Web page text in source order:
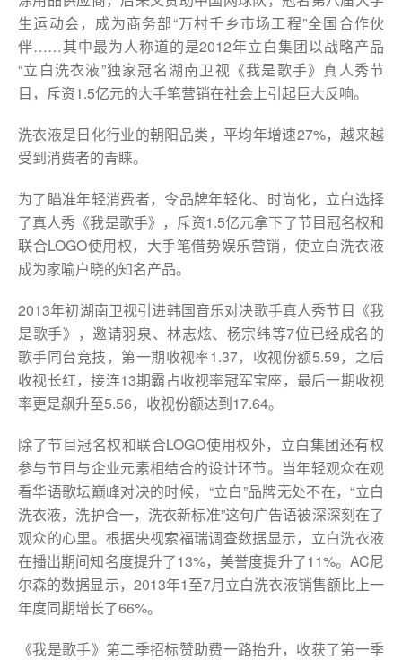
生运动会，成为商务部“万村千乡市场工程”全国合作伙
伴……其中最为人称道的是2012年立白集团以战略产品
“立白洗衣液”独家冠名湖南卫视《我是歌手》真人秀节
目，斥资1.5亿元的大手笔营销在社会上引起巨大反响。
洗衣液是日化行业的朝阳品类，平均年增速27%，越来越
受到消费者的青睐。
为了瞄准年轻消费者，令品牌年轻化、时尚化，立白选择
了真人秀《我是歌手》，斥资1.5亿元拿下了节目冠名权和
联合LOGO使用权，大手笔借势娱乐营销，使立白洗衣液
成为家喻户晓的知名产品。
2013年初湖南卫视引进韩国音乐对决歌手真人秀节目《我
是歌手》，邀请羽泉、林志炫、杨宗纬等7位已经成名的
歌手同台竞技，第一期收视率1.37，收视份额5.59，之后
收视长红，接连13期霸占收视率冠军宝座，最后一期收视
率更是飙升至5.56，收视份额达到17.64。
除了节目冠名权和联合LOGO使用权外，立白集团还有权
参与节目与企业元素相结合的设计环节。当年轻观众在观
看华语歌坛巅峰对决的时候，“立白”品牌无处不在，“立白
洗衣液，洗护合一，洗衣新标准”这句广告语被深深刻在了
观众的心里。根据央视索福瑞调查数据显示，立白洗衣液
在播出期间知名度提升了13%，美誉度提升了11%。AC尼
尔森的数据显示，2013年1至7月立白洗衣液销售额比上一
年度同期增长了66%。
《我是歌手》第二季招标赞助费一路抬升，收获了第一季